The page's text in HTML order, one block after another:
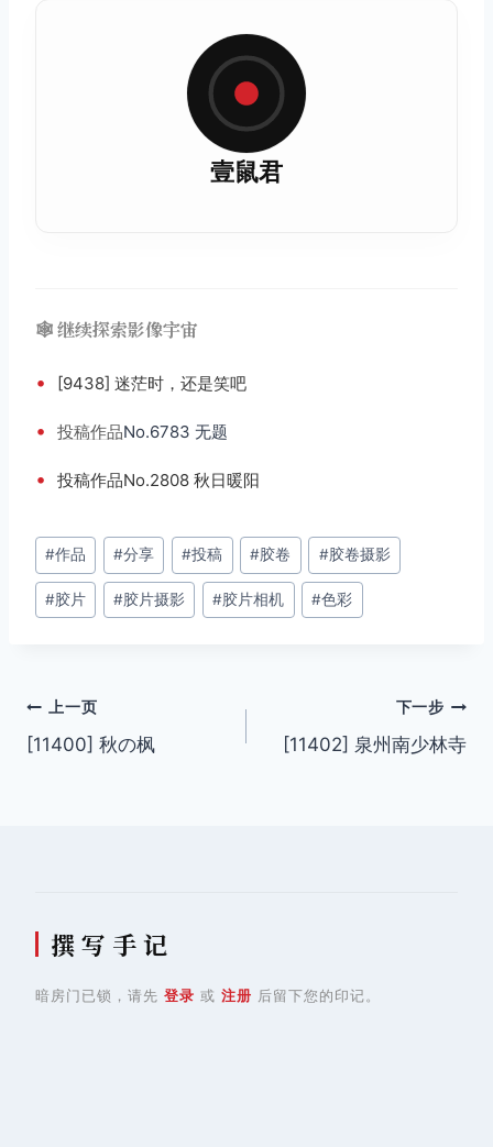
壹鼠君
🕸️ 继续探索影像宇宙
• [9438] 迷茫时，还是笑吧
• 投稿作品No.6783 无题
• 投稿作品No.2808 秋日暖阳
文
章
标
#作品 #分享 #投稿 #胶卷 #胶卷摄影
#胶片 #胶片摄影 #胶片相机 #色彩
文
章
上一页
[11400] 秋の枫
下一步
[11402] 泉州南少林寺
撰 写 手 记
暗房门已锁，请先 登录 或 注册 后留下您的印记。